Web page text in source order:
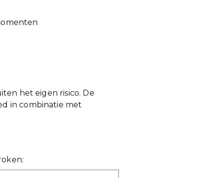
het eigen risico. De
in combinatie met